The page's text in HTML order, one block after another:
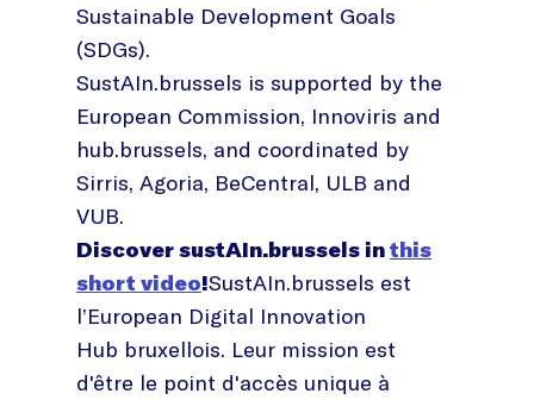
Sustainable Development Goals
(SDGs).
SustAIn.brussels is supported by the
European Commission, Innoviris and
hub.brussels, and coordinated by
Sirris, Agoria, BeCentral, ULB and
VUB.
Discover sustAIn.brussels inthis
short video!SustAIn.brussels est
l’European Digital Innovation
Hub bruxellois. Leur mission est
d'être le point d'accès unique à